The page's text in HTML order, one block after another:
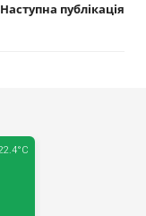
Наступна публікація